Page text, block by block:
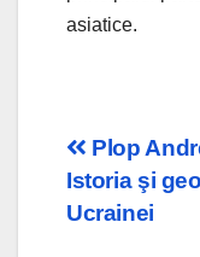
asiatice.
Post
Plop
Istoria şi
Ucrainei